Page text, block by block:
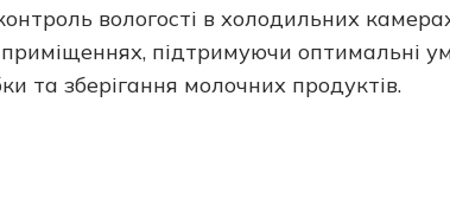
вологості в холодильних
підтримуючи оптимальні
та зберігання молочних продуктів.